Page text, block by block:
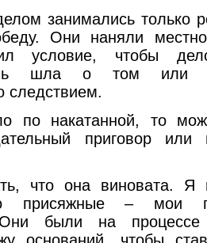
занимались только
Они наняли
условие, чтобы
шла о том или
следствием.
по накатанной, то
приговор или
что она виновата. Я
присяжные – мои
Они были на